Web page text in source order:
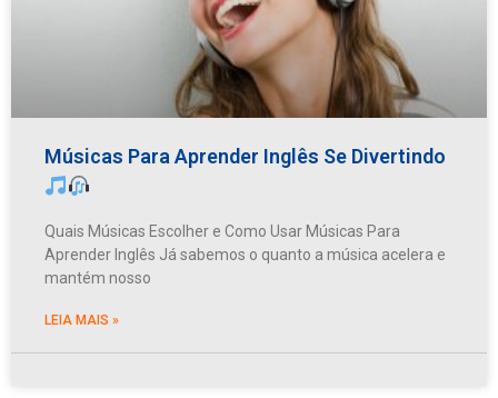
Músicas Para Aprender Inglês Se Divertindo
Quais Músicas Escolher e Como Usar Músicas Para
Aprender Inglês Já sabemos o quanto a música acelera e
mantém nosso
LEIA MAIS »